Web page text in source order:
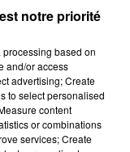
notre priorité
based on
and/or access
advertising; Create
to select personalised
content
or combinations
services; Create